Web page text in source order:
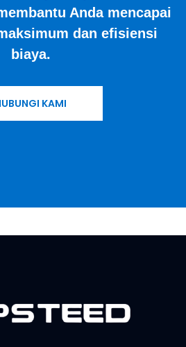
Anda mencapai
dan efisiensi
biaya.
KAMI